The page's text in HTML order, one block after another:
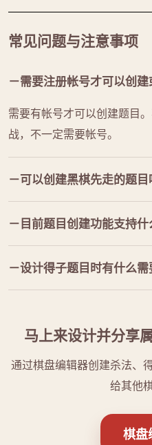
常见问题与注意事项
－需要注册帐号才可以创建
需要有帐号才可以创建题目
战，不一定需要帐号。
－可以创建黑棋先走的题目
－目前题目创建功能支持什
－设计得子题目时有什么需
马上来设计并分享
通过棋盘编辑器创建杀法、
给其他
棋盘